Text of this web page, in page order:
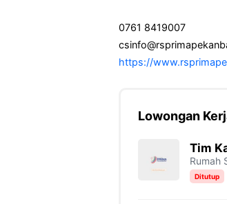
0761 8419007
https://
Lowongan
Tim
Rumah
Ditutup